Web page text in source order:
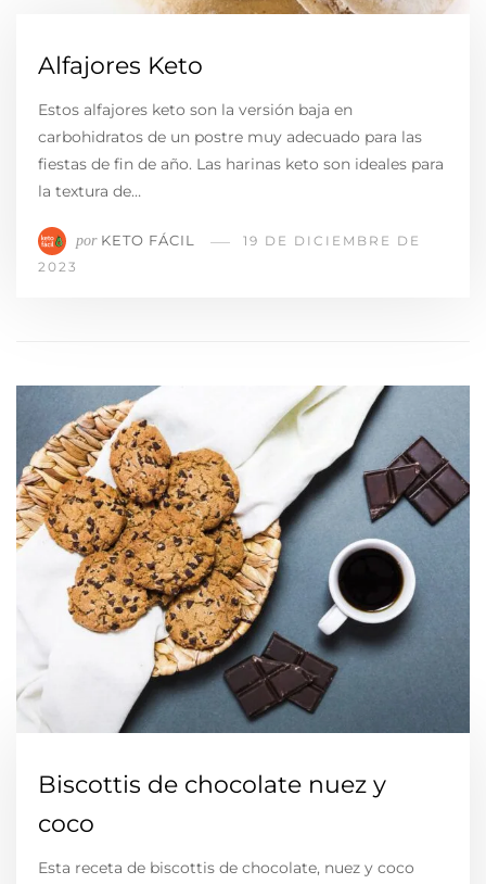
Alfajores Keto
Estos alfajores keto son la versión baja en
carbohidratos de un postre muy adecuado para las
fiestas de fin de año. Las harinas keto son ideales para
la textura de…
por KETO FÁCIL
19 DE DICIEMBRE DE
2023
Biscottis de chocolate nuez y
coco
Esta receta de biscottis de chocolate, nuez y coco